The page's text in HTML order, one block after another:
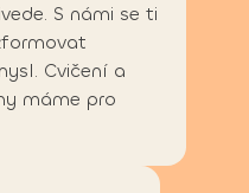
S námi se ti
Cvičení a
máme pro